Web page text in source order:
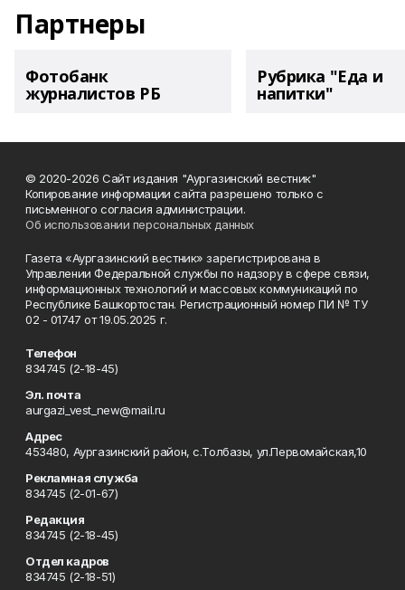
Партнеры
Фотобанк
журналистов РБ
Рубрика "Еда и
напитки"
© 2020-2026 Сайт издания "Аургазинский вестник"
Копирование информации сайта разрешено только с
письменного согласия администрации.
Об использовании персональных данных
Газета «Аургазинский вестник» зарегистрирована в
Управлении Федеральной службы по надзору в сфере связи,
информационных технологий и массовых коммуникаций по
Республике Башкортостан. Регистрационный номер ПИ № ТУ
02 - 01747 от 19.05.2025 г.
Телефон
834745 (2-18-45)
Эл. почта
aurgazi_vest_new@mail.ru
Адрес
453480, Аургазинский район, с.Толбазы, ул.Первомайская,10
Рекламная служба
834745 (2-01-67)
Редакция
834745 (2-18-45)
Отдел кадров
834745 (2-18-51)